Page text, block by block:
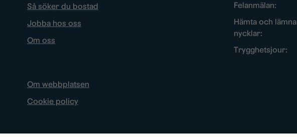
Så söker du bostad
Jobba hos oss
Om oss
Felanmälan:
Hämta och lämna
nycklar:
Trygghetsjour:
Om webbplatsen
Cookie policy